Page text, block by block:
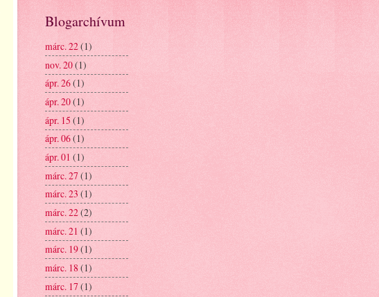
Blogarchívum
márc. 22(1)
nov. 20(1)
ápr. 26(1)
ápr. 20(1)
ápr. 15 (1)
ápr. 06(1)
ápr. 01 (1)
márc. 27(1)
márc. 23 (1)
márc. 22(2)
márc. 21 (1)
márc. 19(1)
márc. 18 (1)
márc. 17(1)